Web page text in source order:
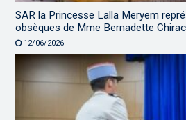
SAR la Princesse Lalla Meryem
obsèques de Mme Bernadette Chirac
12/06/2026